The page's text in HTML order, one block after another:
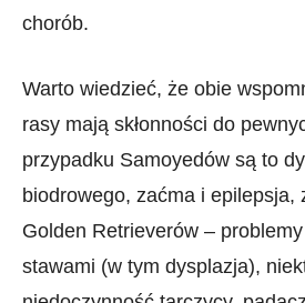
chorób.
Warto wiedzieć, że obie
rasy mają skłonności do
przypadku Samoyedów są to
biodrowego, zaćma i epilepsja,
Golden Retrieverów –
stawami (w tym dysplazja),